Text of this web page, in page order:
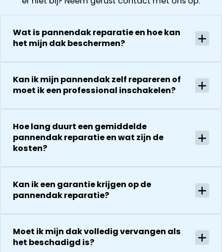
aanrader!
kregen direct
een offerte
na 1 week
herstel. Nu 1
dakdekker
bedanken
voor de
steeds
zeker een 5
sterren review
en snelle
vervolgens
helder en
gedurende
hele proces
goed op de
hoogte van
stand van
De reparatie
vervolgens
conform
onverwachte
tegenkomen
worden
vakkundig
zonder extra
kosten. Maar
Wat is pannendak reparatie en hoe kan
het mijn dak beschermen?
Kan ik mijn pannendak zelf repareren of
moet ik een professional inschakelen?
Hoe lang duurt een gemiddelde
pannendak reparatie en wat zijn de
kosten?
Kan ik een garantie krijgen op de
pannendak reparatie?
Moet ik mijn dak volledig vervangen als
het beschadigd is?